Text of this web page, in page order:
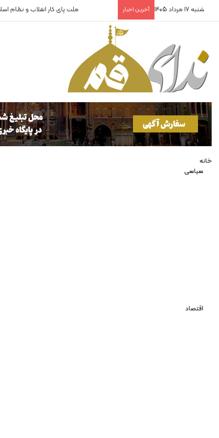
شنبه 17 مرداد 1405 آخرین اخبار ملت پای کار انقلاب و نظام
خانه
سیاسی
اقتصاد